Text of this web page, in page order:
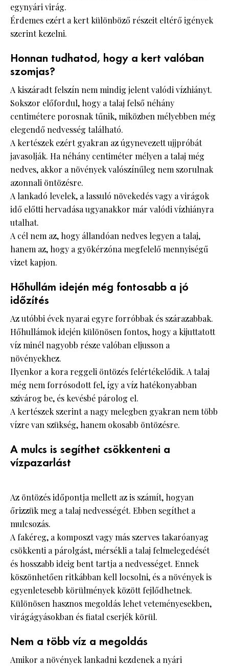
egynyári virág.
Érdemes ezért a kert különböző részeit eltérő igények
szerint kezelni.
Honnan tudhatod, hogy a kert valóban
szomjas?
A kiszáradt felszín nem mindig jelent valódi vízhiányt.
Sokszor előfordul, hogy a talaj felső néhány
centimétere porosnak tűnik, miközben mélyebben még
elegendő nedvesség található.
A kertészek ezért gyakran az úgynevezett ujjpróbát
javasolják. Ha néhány centiméter mélyen a talaj még
nedves, akkor a növények valószínűleg nem szorulnak
azonnali öntözésre.
A lankadó levelek, a lassuló növekedés vagy a virágok
idő előtti hervadása ugyanakkor már valódi vízhiányra
utalhat.
A cél nem az, hogy állandóan nedves legyen a talaj,
hanem az, hogy a gyökérzóna megfelelő mennyiségű
vizet kapjon.
Hőhullám idején még fontosabb a jó
időzítés
Az utóbbi évek nyarai egyre forróbbak és szárazabbak.
Hőhullámok idején különösen fontos, hogy a kijuttatott
víz minél nagyobb része valóban eljusson a
növényekhez.
Ilyenkor a kora reggeli öntözés felértékelődik. A talaj
még nem forrósodott fel, így a víz hatékonyabban
szivárog be, és kevésbé párolog el.
A kertészek szerint a nagy melegben gyakran nem több
vízre van szükség, hanem okosabb öntözésre.
A mulcs is segíthet csökkenteni a
vízpazarlást
Az öntözés időpontja mellett az is számít, hogyan
őrizzük meg a talaj nedvességét. Ebben segíthet a
mulcsozás.
A fakéreg, a komposzt vagy más szerves takaróanyag
csökkenti a párolgást, mérsékli a talaj felmelegedését
és hosszabb ideig bent tartja a nedvességet. Ennek
köszönhetően ritkábban kell locsolni, és a növények is
egyenletesebb körülmények között fejlődhetnek.
Különösen hasznos megoldás lehet veteményesekben,
virágágyásokban és fiatal cserjék körül.
Nem a több víz a megoldás
Amikor a növények lankadni kezdenek a nyári